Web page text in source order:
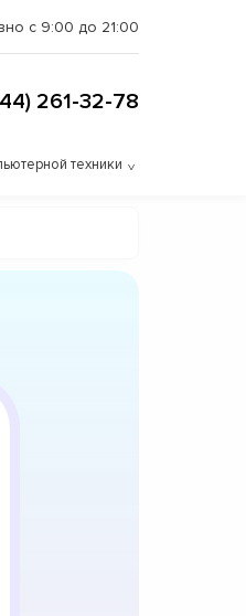
с 9:00 до 21:00
261-32-78
техники